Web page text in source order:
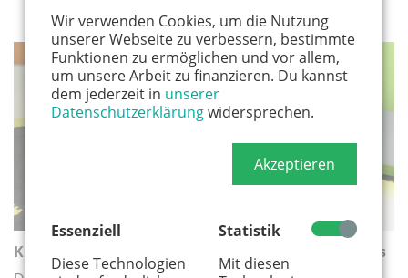
Wir verwenden Cookies, um die Nutzung
unserer Webseite zu verbessern, bestimmte
Funktionen zu ermöglichen und vor allem,
um unsere Arbeit zu finanzieren. Du kannst
dem jederzeit in unserer
Datenschutzerklärungwidersprechen.
Akzeptieren
Essenziell
Diese Technologien
Statistik
Mit diesen
SPORT
Krav Maga Kids | Selbstverteidigungskurs für Minis